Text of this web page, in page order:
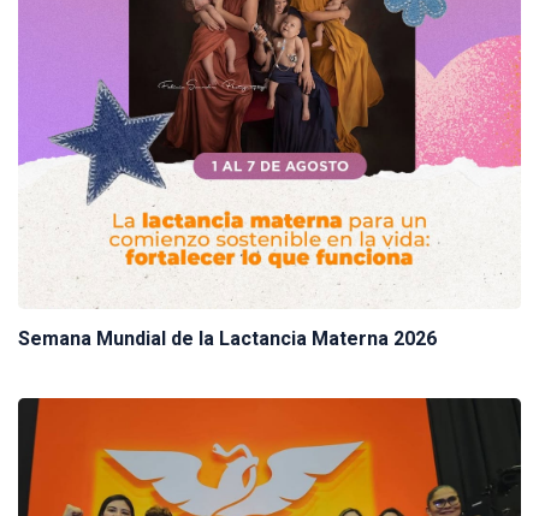
Semana Mundial de la Lactancia Materna 2026